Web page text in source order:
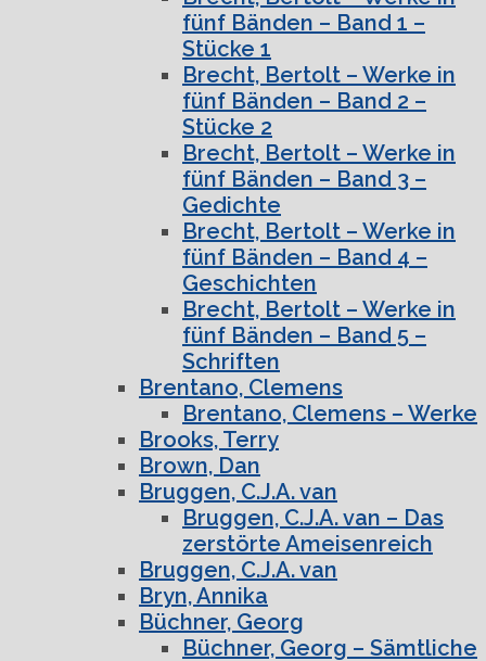
fünf Bänden – Band 1 –
Stücke 1
Brecht, Bertolt – Werke in
fünf Bänden – Band 2 –
Stücke 2
Brecht, Bertolt – Werke in
fünf Bänden – Band 3 –
Gedichte
Brecht, Bertolt – Werke in
fünf Bänden – Band 4 –
Geschichten
Brecht, Bertolt – Werke in
fünf Bänden – Band 5 –
Schriften
Brentano, Clemens
Brentano, Clemens – Werke
Brooks, Terry
Brown, Dan
Bruggen, C.J.A. van
Bruggen, C.J.A. van – Das
zerstörte Ameisenreich
Bruggen, C.J.A. van
Bryn, Annika
Büchner, Georg
Büchner, Georg – Sämtliche